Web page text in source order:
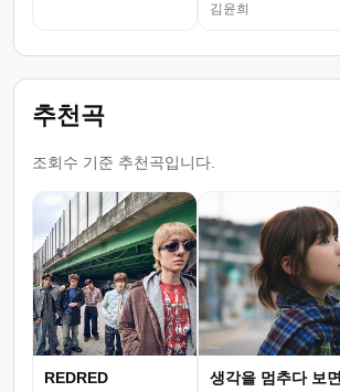
김윤희
추천곡
조회수 기준 추천곡입니다.
REDRED 생각을 멈추다 보면